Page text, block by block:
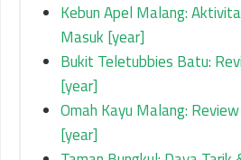
Kebun Apel Malang:
Masuk [year]
Bukit Teletubbies Batu:
[year]
Omah Kayu Malang:
[year]